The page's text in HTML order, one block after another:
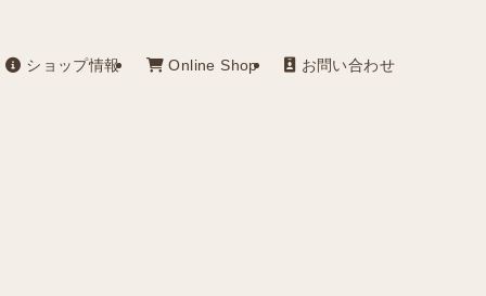
ショップ情報 Online Shop お問い合わせ